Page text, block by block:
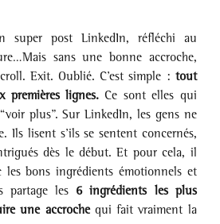
super post LinkedIn, réfléchi au
sans une bonne accroche,
Exit. Oublié. C’est simple : tout
premières lignes. Ce sont elles qui
plus”. Sur LinkedIn, les gens ne
Ils lisent s’ils se sentent concernés,
dès le début. Et pour cela, il
les bons ingrédients émotionnels et
partage les 6 ingrédients les plus
une accroche qui fait vraiment la